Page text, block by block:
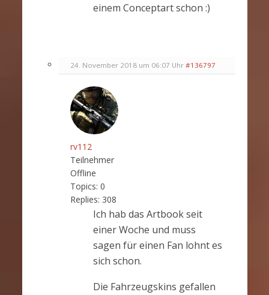
einem Conceptart schon :)
24. November 2018 um 06:07 Uhr #136797
rv112
Teilnehmer
Offline
Topics: 0
Replies: 308
Ich hab das Artbook seit
einer Woche und muss
sagen für einen Fan lohnt es
sich schon.
Die Fahrzeugskins gefallen